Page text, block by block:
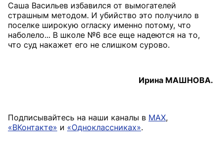
Саша Васильев избавился от вымогателей
страшным методом. И убийство это получило в
поселке широкую огласку именно потому, что
наболело... В школе №6 все еще надеются на то,
что суд накажет его не слишком сурово.
Ирина МАШНОВА.
Подписывайтесь на наши каналы в MAX,
«ВКонтакте» и «Одноклассниках».